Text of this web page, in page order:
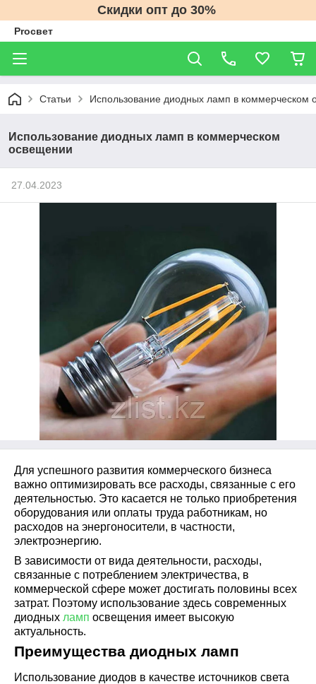
Скидки опт до 30%
Proсвет
Статьи Использование диодных ламп в коммерческом
Использование диодных ламп в коммерческом
освещении
27.04.2023
Для успешного развития коммерческого бизнеса
важно оптимизировать все расходы, связанные с его
деятельностью. Это касается не только приобретения
оборудования или оплаты труда работникам, но
расходов на энергоносители, в частности,
электроэнергию.
В зависимости от вида деятельности, расходы,
связанные с потреблением электричества, в
коммерческой сфере может достигать половины всех
затрат. Поэтому использование здесь современных
диодных ламп освещения имеет высокую
актуальность.
Преимущества диодных ламп
Использование диодов в качестве источников света